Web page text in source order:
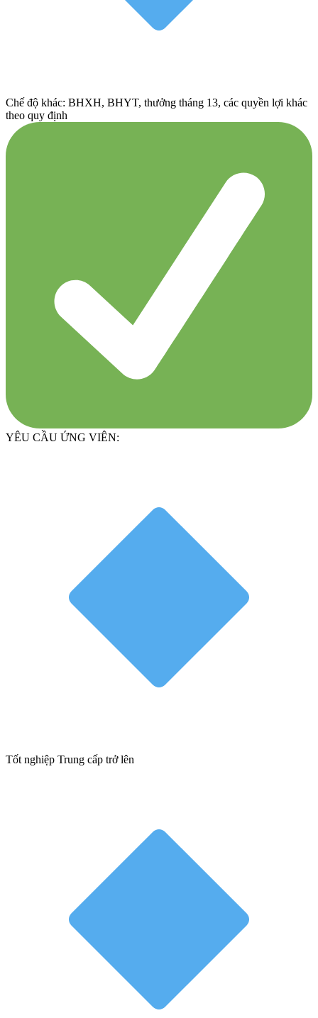
Chế độ khác: BHXH, BHYT, thưởng tháng 13, các quyền lợi khác
theo quy định
YÊU CẦU ỨNG VIÊN:
Tốt nghiệp Trung cấp trở lên